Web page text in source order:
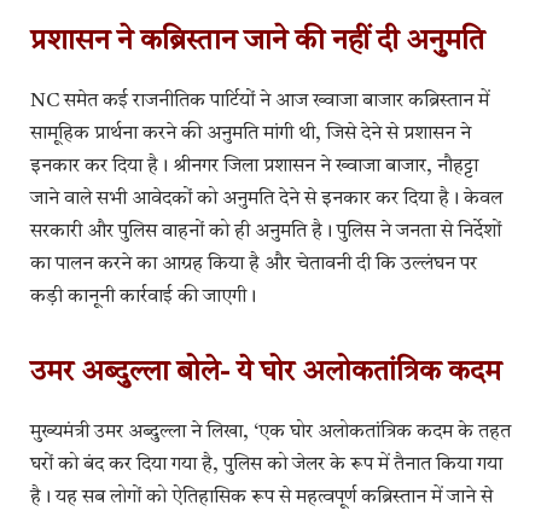
प्रशासन ने कब्रिस्तान जाने की नहीं दी अनुमति
NC समेत कई राजनीतिक पार्टियों ने आज ख्वाजा बाजार कब्रिस्तान में
सामूहिक प्रार्थना करने की अनुमति मांगी थी, जिसे देने से प्रशासन ने
इनकार कर दिया है। श्रीनगर जिला प्रशासन ने ख्वाजा बाजार, नौहट्टा
जाने वाले सभी आवेदकों को अनुमति देने से इनकार कर दिया है। केवल
सरकारी और पुलिस वाहनों को ही अनुमति है। पुलिस ने जनता से निर्देशों
का पालन करने का आग्रह किया है और चेतावनी दी कि उल्लंघन पर
कड़ी कानूनी कार्रवाई की जाएगी।
उमर अब्दुल्ला बोले- ये घोर अलोकतांत्रिक कदम
मुख्यमंत्री उमर अब्दुल्ला ने लिखा, ‘एक घोर अलोकतांत्रिक कदम के तहत
घरों को बंद कर दिया गया है, पुलिस को जेलर के रूप में तैनात किया गया
है। यह सब लोगों को ऐतिहासिक रूप से महत्वपूर्ण कब्रिस्तान में जाने से